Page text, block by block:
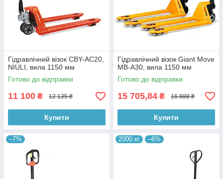
Гідравлічний візок CBY-AC20,
NIULI, вила 1150 мм
Готово до відправки
11 100 ₴ 12 135 ₴
Купити
Гідравлічний візок Giant Move
MB-A30, вила 1150 мм
Готово до відправки
15 705,84 ₴ 16 888 ₴
Купити
–7% 2000 кг –6%